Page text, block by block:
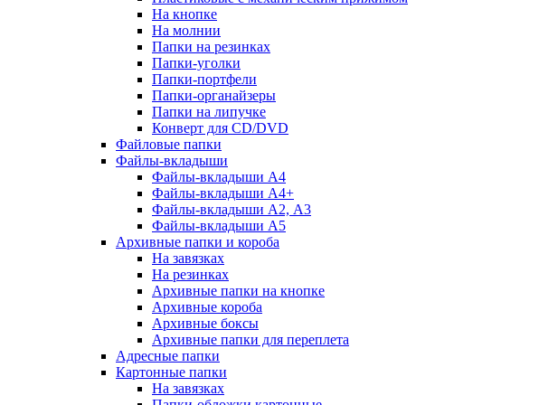
На кнопке
На молнии
Папки на резинках
Папки-уголки
Папки-портфели
Папки-органайзеры
Папки на липучке
Конверт для CD/DVD
Файловые папки
Файлы-вкладыши
Файлы-вкладыши А4
Файлы-вкладыши А4+
Файлы-вкладыши А2, А3
Файлы-вкладыши А5
Архивные папки и короба
На завязках
На резинках
Архивные папки на кнопке
Архивные короба
Архивные боксы
Архивные папки для переплета
Адресные папки
Картонные папки
На завязках